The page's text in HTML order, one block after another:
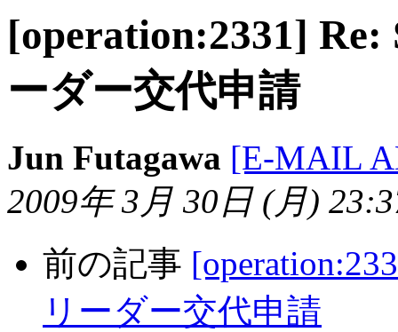
[operation:2331]
ーダー交代申請
Jun Futagawa [E-MAIL
2009年 3月 30日 (月)
前の記事
リーダー交代申請